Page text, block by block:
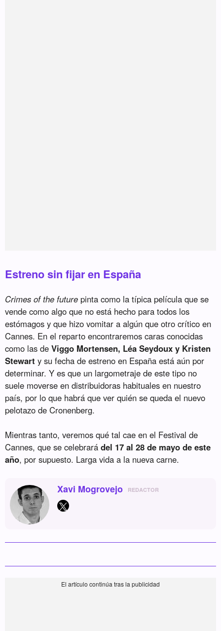
Estreno sin fijar en España
Crimes of the future pinta como la típica película que se
vende como algo que no está hecho para todos los
estómagos y que hizo vomitar a algún que otro crítico en
Cannes. En el reparto encontraremos caras conocidas
como las deViggo Mortensen, Léa Seydoux y Kristen
Stewart y su fecha de estreno en España está aún por
determinar. Y es que un largometraje de este tipo no
suele moverse en distribuidoras habituales en nuestro
país, por lo que habrá que ver quién se queda el nuevo
pelotazo de Cronenberg.
Mientras tanto, veremos qué tal cae en el Festival de
Cannes, que se celebrarádel 17 al 28 de mayo de este
año, por supuesto. Larga vida a la nueva carne.
Xavi Mogrovejo REDACTOR